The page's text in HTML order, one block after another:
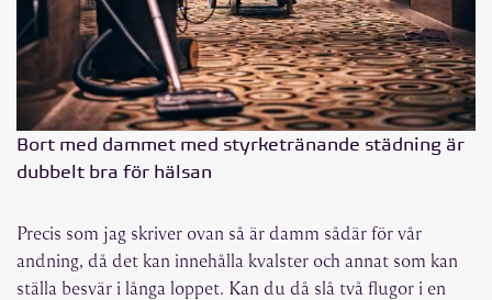
Bort med dammet med styrketränande städning är
dubbelt bra för hälsan
Precis som jag skriver ovan så är damm sådär för vår
andning, då det kan innehålla kvalster och annat som kan
ställa besvär i långa loppet. Kan du då slå två flugor i en